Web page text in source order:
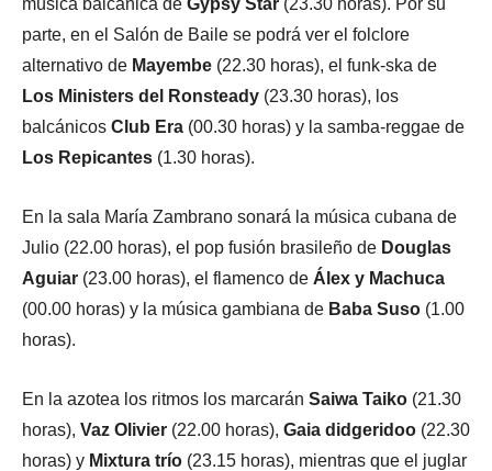
parte, en el Salón de Baile se podrá ver el folclore
alternativo de Mayembe (22.30 horas), el funk-ska de
Los Ministers del Ronsteady (23.30 horas), los
balcánicos Club Era (00.30 horas) y la samba-reggae de
Los Repicantes (1.30 horas).
En la sala María Zambrano sonará la música cubana de
Julio (22.00 horas), el pop fusión brasileño de Douglas
Aguiar (23.00 horas), el flamenco de Álex y Machuca
(00.00 horas) y la música gambiana de Baba Suso (1.00
horas).
En la azotea los ritmos los marcarán Saiwa Taiko (21.30
horas), Vaz Olivier (22.00 horas), Gaia didgeridoo (22.30
horas) y Mixtura trío (23.15 horas), mientras que el juglar